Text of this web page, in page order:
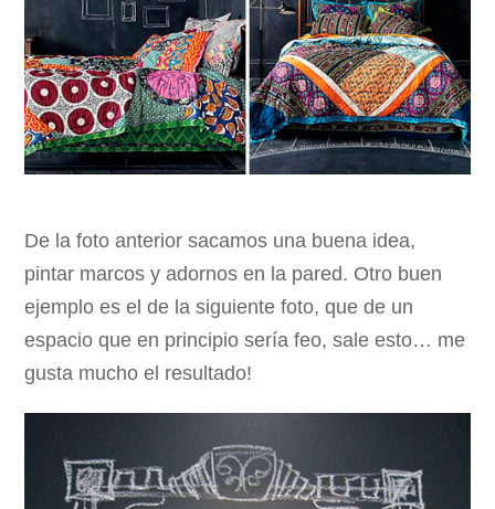
De la foto anterior sacamos una buena idea,
pintar marcos y adornos en la pared. Otro buen
ejemplo es el de la siguiente foto, que de un
espacio que en principio sería feo, sale esto… me
gusta mucho el resultado!